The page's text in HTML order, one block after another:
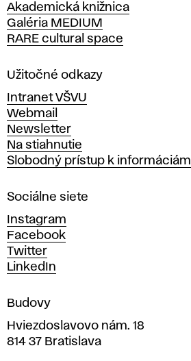
š
k
o
a
ý
t
v
a
r
ý
c
h
u
m
e
í
v
Akademická knižnica
Galéria MEDIUM
RARE cultural space
Užitočné odkazy
Intranet VŠVU
Webmail
Newsletter
Na stiahnutie
Slobodný prístup k informáciám
Sociálne siete
Instagram
Facebook
Twitter
LinkedIn
Budovy
Hviezdoslavovo nám. 18
814 37 Bratislava